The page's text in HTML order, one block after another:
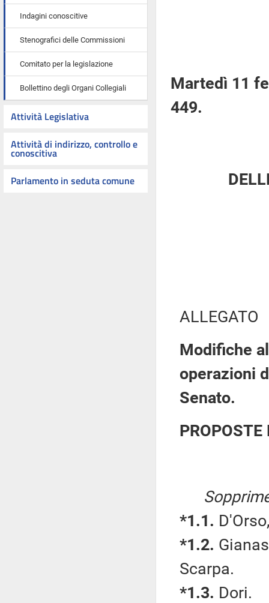
Indagini conoscitive
Stenografici delle Commissioni
Comitato per la legislazione
Bollettino degli Organi Collegiali
Attività Legislativa
Attività di indirizzo, controllo e
conoscitiva
Parlamento in seduta comune
Martedì 11
449.
ALLEGATO
Modifiche
operazioni
Senato.
PROPOSTE
*1.1.
*1.2.
Scarpa.
*1.3. Dori.